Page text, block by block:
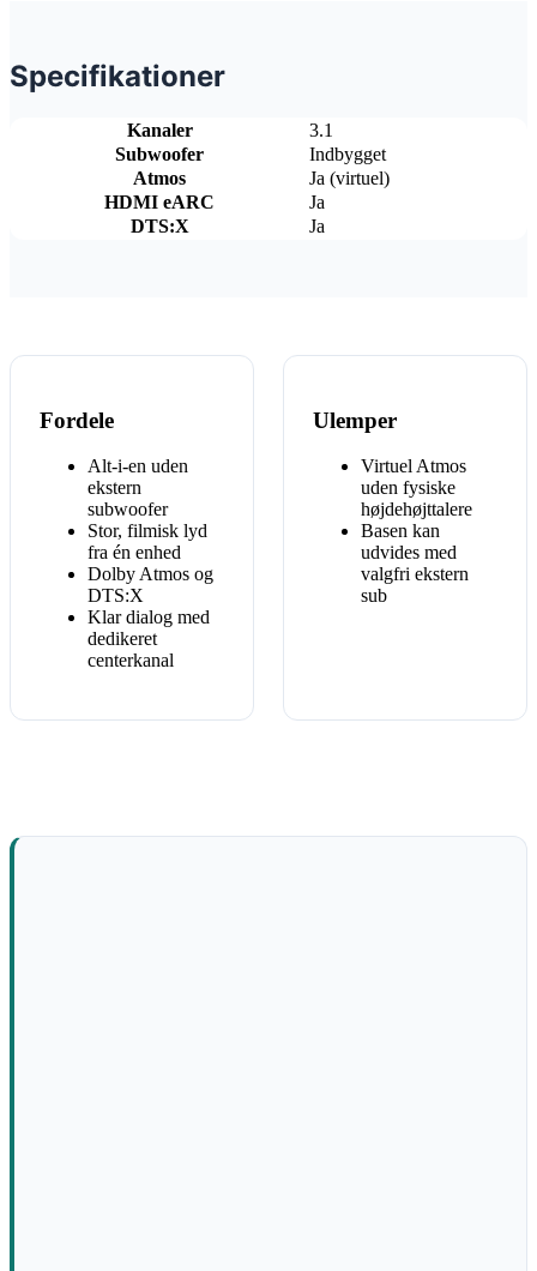
Specifikationer
Kanaler
3.1
Subwoofer
Indbygget
Atmos
Ja (virtuel)
HDMI eARC
Ja
DTS:X
Ja
Fordele
Alt-i-en uden
ekstern
subwoofer
Stor, filmisk lyd
fra én enhed
Dolby Atmos og
DTS:X
Klar dialog med
dedikeret
centerkanal
Ulemper
Virtuel Atmos
uden fysiske
højdehøjttalere
Basen kan
udvides med
valgfri ekstern
sub